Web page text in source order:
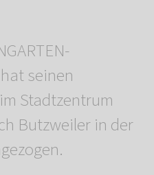
seinen
Stadtzentrum
Butzweiler in der